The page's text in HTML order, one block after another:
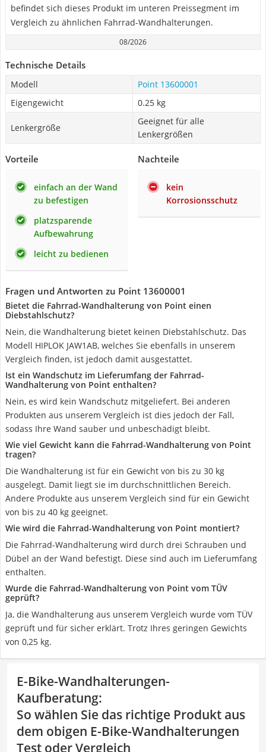
befindet sich dieses Produkt im unteren Preissegment im
Vergleich zu ähnlichen Fahrrad-Wandhalterungen.
08/2026
Technische Details
Modell
Point 13600001
Eigengewicht
0.25 kg
Lenkergröße
Geeignet für alle
Lenkergrößen
Vorteile
einfach an der Wand
zu befestigen
platzsparende
Aufbewahrung
leicht zu bedienen
Nachteile
kein
Korrosionsschutz
Fragen und Antworten zu Point 13600001
Bietet die Fahrrad-Wandhalterung von Point einen
Diebstahlschutz?
Nein, die Wandhalterung bietet keinen Diebstahlschutz. Das
Modell HIPLOK JAW1AB, welches Sie ebenfalls in unserem
Vergleich finden, ist jedoch damit ausgestattet.
Ist ein Wandschutz im Lieferumfang der Fahrrad-
Wandhalterung von Point enthalten?
Nein, es wird kein Wandschutz mitgeliefert. Bei anderen
Produkten aus unserem Vergleich ist dies jedoch der Fall,
sodass Ihre Wand sauber und unbeschädigt bleibt.
Wie viel Gewicht kann die Fahrrad-Wandhalterung von Point
tragen?
Die Wandhalterung ist für ein Gewicht von bis zu 30 kg
ausgelegt. Damit liegt sie im durchschnittlichen Bereich.
Andere Produkte aus unserem Vergleich sind für ein Gewicht
von bis zu 40 kg geeignet.
Wie wird die Fahrrad-Wandhalterung von Point montiert?
Die Fahrrad-Wandhalterung wird durch drei Schrauben und
Dübel an der Wand befestigt. Diese sind auch im Lieferumfang
enthalten.
Wurde die Fahrrad-Wandhalterung von Point vom TÜV
geprüft?
Ja, die Wandhalterung aus unserem Vergleich wurde vom TÜV
geprüft und für sicher erklärt. Trotz Ihres geringen Gewichts
von 0,25 kg.
E-Bike-Wandhalterungen-
Kaufberatung:
So wählen Sie das richtige Produkt aus
dem obigen E-Bike-Wandhalterungen
Test oder Vergleich